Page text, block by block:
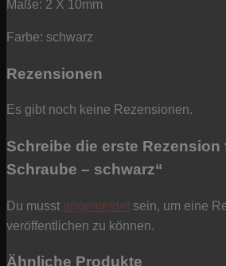
Maße: 2 X 10mm
Farbe: schwarz
Rezensionen
Es gibt noch keine Rezensionen.
Schreibe die erste Rezension
Schraube – schwarz“
Du musst angemeldet sein, um eine
veröffentlichen zu können.
Ähnliche Produkte